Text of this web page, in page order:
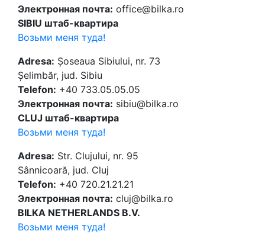
Электронная почта: office@bilka.ro
SIBIU штаб-квартира
Возьми меня туда!
Adresa: Șoseaua Sibiului, nr. 73
Șelimbăr, jud. Sibiu
Telefon: +40 733.05.05.05
Электронная почта: sibiu@bilka.ro
CLUJ штаб-квартира
Возьми меня туда!
Adresa: Str. Clujului, nr. 95
Sânnicoară, jud. Cluj
Telefon: +40 720.21.21.21
Электронная почта: cluj@bilka.ro
BILKA NETHERLANDS B.V.
Возьми меня туда!